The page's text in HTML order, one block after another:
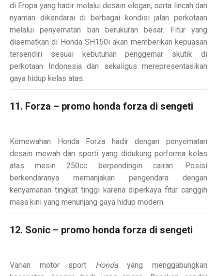
di Eropa yang hadir melalui desain elegan, serta lincah dan
nyaman dikendarai di berbagai kondisi jalan perkotaan
melalui penyematan ban berukuran besar. Fitur yang
disematkan di Honda SH150i akan memberikan kepuasan
tersendiri sesuai kebutuhan penggemar skutik di
perkotaan Indonesia dan sekaligus merepresentasikan
gaya hidup kelas atas.
11. Forza – promo honda forza di sengeti
Kemewahan Honda Forza hadir dengan penyematan
desain mewah dan sporti yang didukung performa kelas
atas mesin 250cc berpendingin cairan. Posisi
berkendaranya memanjakan pengendara dengan
kenyamanan tingkat tinggi karena diperkaya fitur canggih
masa kini yang menunjang gaya hidup modern.
12. Sonic – promo honda forza di sengeti
Varian motor sport Hondayang menggabungkan